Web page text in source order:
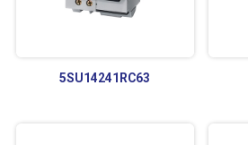
5SU14241RC63